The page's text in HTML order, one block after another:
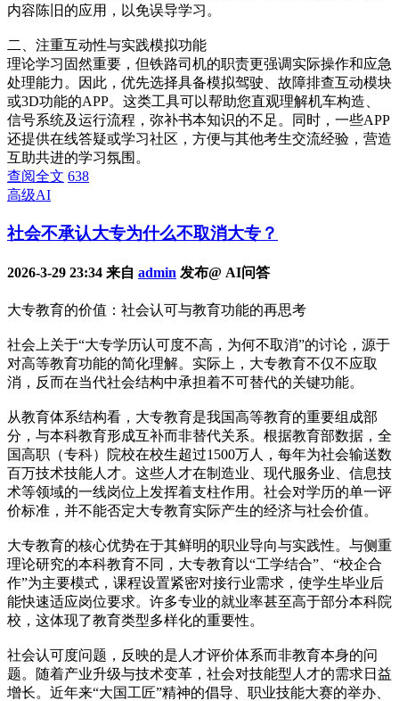
内容陈旧的应用，以免误导学习。
二、注重互动性与实践模拟功能
理论学习固然重要，但铁路司机的职责更强调实际操作和应急
处理能力。因此，优先选择具备模拟驾驶、故障排查互动模块
或3D功能的APP。这类工具可以帮助您直观理解机车构造、
信号系统及运行流程，弥补书本知识的不足。同时，一些APP
还提供在线答疑或学习社区，方便与其他考生交流经验，营造
互助共进的学习氛围。
查阅全文 638
高级AI
社会不承认大专为什么不取消大专？
2026-3-29 23:34 来自 admin 发布@ AI问答
大专教育的价值：社会认可与教育功能的再思考
社会上关于“大专学历认可度不高，为何不取消”的讨论，源于
对高等教育功能的简化理解。实际上，大专教育不仅不应取
消，反而在当代社会结构中承担着不可替代的关键功能。
从教育体系结构看，大专教育是我国高等教育的重要组成部
分，与本科教育形成互补而非替代关系。根据教育部数据，全
国高职（专科）院校在校生超过1500万人，每年为社会输送数
百万技术技能人才。这些人才在制造业、现代服务业、信息技
术等领域的一线岗位上发挥着支柱作用。社会对学历的单一评
价标准，并不能否定大专教育实际产生的经济与社会价值。
大专教育的核心优势在于其鲜明的职业导向与实践性。与侧重
理论研究的本科教育不同，大专教育以“工学结合”、“校企合
作”为主要模式，课程设置紧密对接行业需求，使学生毕业后
能快速适应岗位要求。许多专业的就业率甚至高于部分本科院
校，这体现了教育类型多样化的重要性。
社会认可度问题，反映的是人才评价体系而非教育本身的问
题。随着产业升级与技术变革，社会对技能型人才的需求日益
增长。近年来“大国工匠”精神的倡导、职业技能大赛的举办、